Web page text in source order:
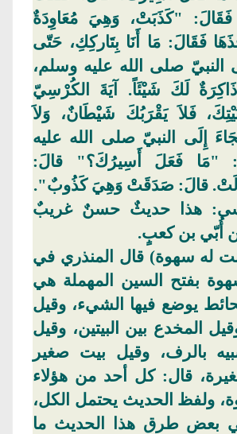
فَقَالَ: "كَذَبَتْ، وَهِيَ مُعَاوِدَةٌ
فَقَالَ: مَا أَنَا بِتَاركِكِ، حَتّى
النبيّ صلى الله عليه وسلم،
لَكَ شَيْئَاً.
آيَةَ الكُرْسِيّ
فَلاَ يَقْرَبُكَ شَيْطَانٌ، وَلاَ
إِلَى النبيّ صلى الله عليه
"مَا فَعَلَ أَسِيرُكَ؟" قالَ:
. قالَ: صَدَقَتْ وَهِيَ كَذُوبٌ".
هذا حديثٌ حسنٌ غريبٌ
أُبّي بن كعبٍ.
له سهوة) قال المنذري في
بفتح السين المهملة هي
يوضع فيها الشيء، وقيل
المخدع بين البيتين، وقيل
بالرف، وقيل بيت صغير
قال: كل أحد من هؤلاء
، ولفظ الحديث يحتمل الكل،
بعض طرق هذا الحديث ما